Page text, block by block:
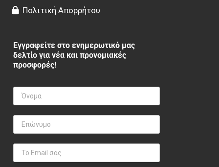
Πολιτική Απορρήτου
Εγγραφείτε στο ενημερωτικό μας
δελτίο για νέα και προνομιακές
προσφορές!